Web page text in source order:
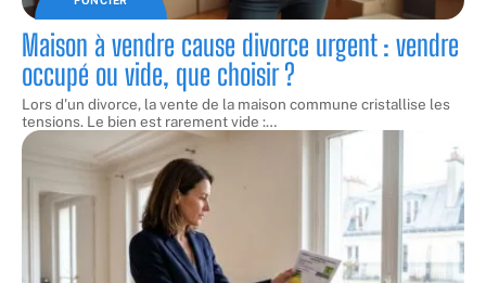
Maison à vendre cause divorce urgent : vendre
occupé ou vide, que choisir ?
Lors d'un divorce, la vente de la maison commune cristallise les
tensions. Le bien est rarement vide :…